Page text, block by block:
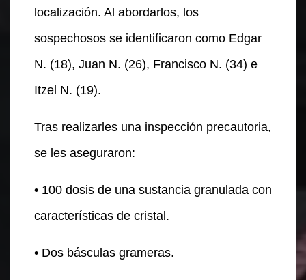
localización. Al abordarlos, los
sospechosos se identificaron como Edgar
N. (18), Juan N. (26), Francisco N. (34) e
Itzel N. (19).
Tras realizarles una inspección precautoria,
se les aseguraron:
• 100 dosis de una sustancia granulada con
características de cristal.
• Dos básculas grameras.